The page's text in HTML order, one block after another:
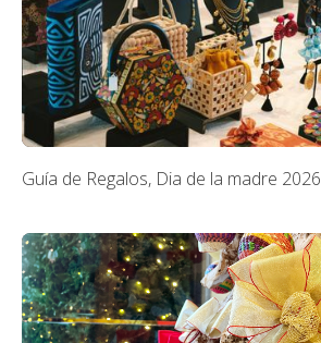
Guía de Regalos, Dia de la madre 2026